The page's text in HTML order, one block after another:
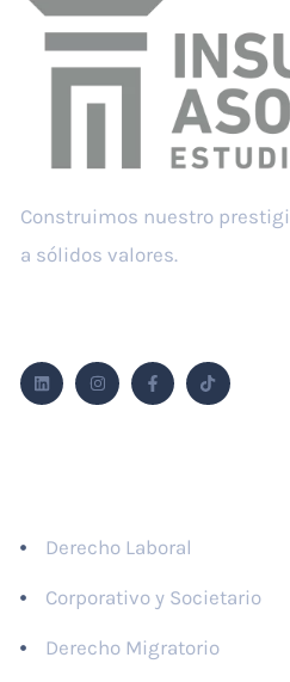
Construimos nuestro
a sólidos valores.
Derecho Laboral
Corporativo y Societario
Derecho Migratorio